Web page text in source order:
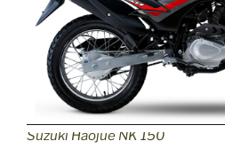
Suzuki Haojue NK 150